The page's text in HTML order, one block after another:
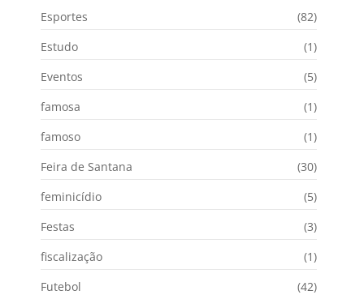
Esportes
(82)
Estudo
(1)
Eventos
(5)
famosa
(1)
famoso
(1)
Feira de Santana
(30)
feminicídio
(5)
Festas
(3)
fiscalização
(1)
Futebol
(42)